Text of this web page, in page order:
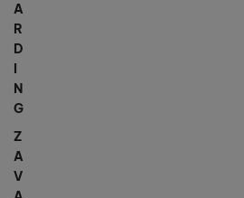
A
R
D
N
G
Z
A
V